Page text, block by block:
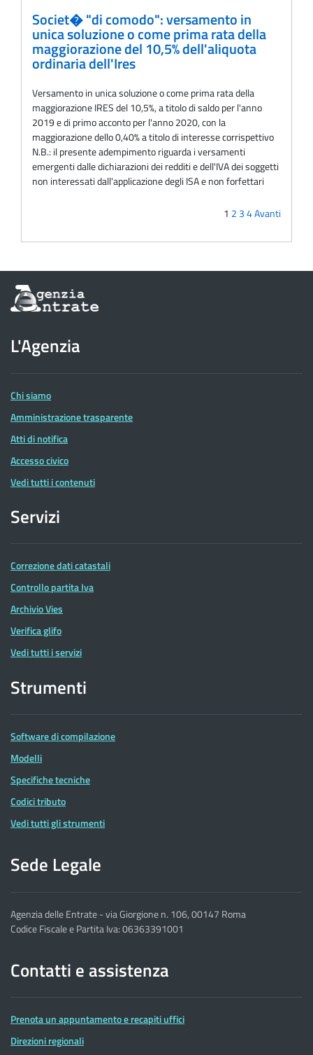
Societ� "di comodo": versamento in
unica soluzione o come prima rata della
maggiorazione del 10,5% dell'aliquota
ordinaria dell'Ires
Versamento in unica soluzione o come prima rata della
maggiorazione IRES del 10,5%, a titolo di saldo per l'anno
2019 e di primo acconto per l'anno 2020, con la
maggiorazione dello 0,40% a titolo di interesse corrispettivo
N.B.: il presente adempimento riguarda i versamenti
emergenti dalle dichiarazioni dei redditi e dell'IVA dei soggetti
non interessati dall'applicazione degli ISA e non forfettari
1 2 34Avanti
Informazioni
sul
dell'Agenzia
delle
Entrate
L'Agenzia
Chi siamo
Amministrazione trasparente
Atti di notifica
Accesso civico
Vedi tutti i contenuti
Servizi
Correzione dati catastali
Controllo partita Iva
Archivio Vies
Verifica glifo
Vedi tutti i servizi
Strumenti
Software di compilazione
Modelli
Specifiche tecniche
Codici tributo
Vedi tutti gli strumenti
Sede Legale
Agenzia delle Entrate - via Giorgione n. 106, 00147 Roma
Codice Fiscale e Partita Iva: 06363391001
Contatti e assistenza
Prenota un appuntamento e recapiti uffici
Direzioni regionali